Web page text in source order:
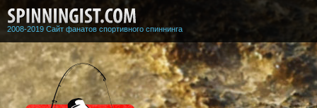
2008-2019 Сайт фанатов спортивного спиннинга